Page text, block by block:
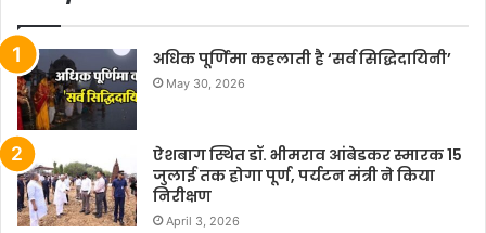
अधिक पूर्णिमा कहलाती है ‘सर्व सिद्धिदायिनी’
May 30, 2026
ऐशबाग स्थित डॉ. भीमराव आंबेडकर स्मारक 15
जुलाई तक होगा पूर्ण, पर्यटन मंत्री ने किया
निरीक्षण
April 3, 2026